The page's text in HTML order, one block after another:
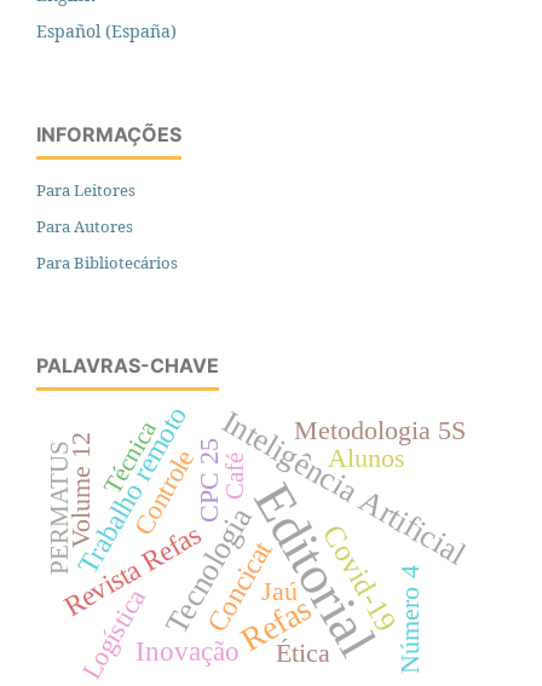
Español (España)
INFORMAÇÕES
Para Leitores
Para Autores
Para Bibliotecários
PALAVRAS-CHAVE
Editorial
Refas
Inteligência Artificial
Tecnologia Covid-19
Revista Refas
Inovação
Concicat
Trabalho remotoCPC 25
Jaú
Alunos
Metodologia 5S
Volume 12
Número 4
Controle
Ética
Logística
PERMATUS Café
Técnica